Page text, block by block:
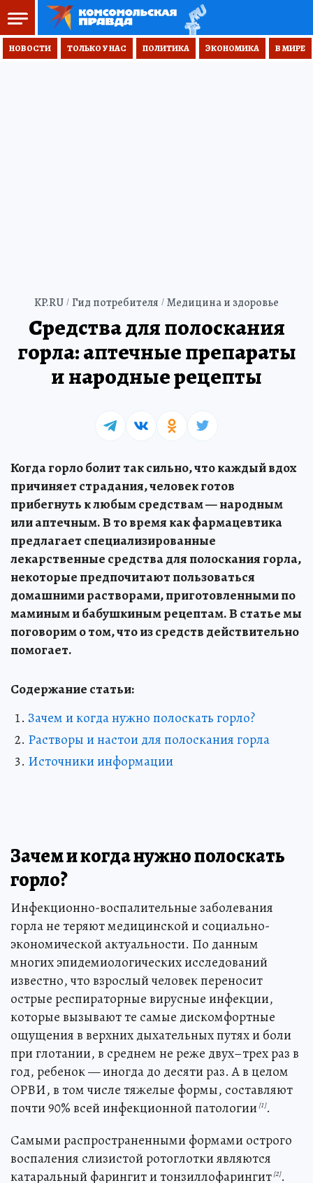
НОВОСТИ ТОЛЬКО У НАС ПОЛИТИКА ЭКОНОМИКА В МИРЕ
KP.RU Гид потребителя Медицина и здоровье
Средства для полоскания
горла: аптечные препараты
и народные рецепты
Когда горло болит так сильно, что каждый вдох
причиняет страдания, человек готов
прибегнуть к любым средствам — народным
или аптечным. В то время как фармацевтика
предлагает специализированные
лекарственные средства для полоскания горла,
некоторые предпочитают пользоваться
домашними растворами, приготовленными по
маминым и бабушкиным рецептам. В статье мы
поговорим о том, что из средств действительно
помогает.
Содержание статьи:
Зачем и когда нужно полоскать горло?
Растворы и настои для полоскания горла
Источники информации
Зачем и когда нужно полоскать
горло?
Инфекционно-воспалительные заболевания
горла не теряют медицинской и социально-
экономической актуальности. По данным
многих эпидемиологических исследований
известно, что взрослый человек переносит
острые респираторные вирусные инфекции,
которые вызывают те самые дискомфортные
ощущения в верхних дыхательных путях и боли
при глотании, в среднем не реже двух–трех раз в
год, ребенок — иногда до десяти раз. А в целом
ОРВИ, в том числе тяжелые формы, составляют
почти 90% всей инфекционной патологии [1].
Самыми распространенными формами острого
воспаления слизистой ротоглотки являются
катаральный фарингит и тонзиллофарингит [2].